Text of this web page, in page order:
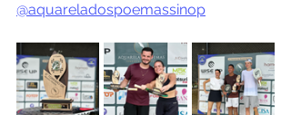
@aquareladospoemassinop